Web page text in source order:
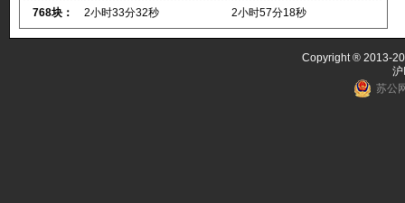
768块： 2小时33分32秒 2小时57分18秒
Copyright ® 2013-
苏公